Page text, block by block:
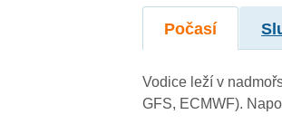
Počasí
Vodice leží v
GFS, ECMWF).